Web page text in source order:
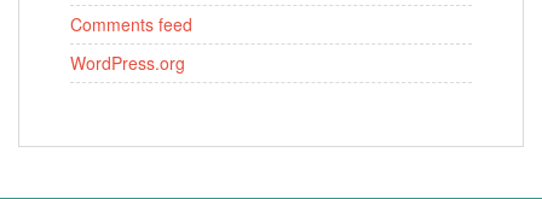
Comments feed
WordPress.org